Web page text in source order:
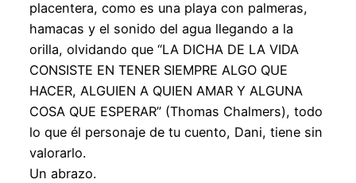
placentera, como es una playa con palmeras,
hamacas y el sonido del agua llegando a la
orilla, olvidando que “LA DICHA DE LA VIDA
CONSISTE EN TENER SIEMPRE ALGO QUE
HACER, ALGUIEN A QUIEN AMAR Y ALGUNA
COSA QUE ESPERAR” (Thomas Chalmers), todo
lo que él personaje de tu cuento, Dani, tiene sin
valorarlo.
Un abrazo.